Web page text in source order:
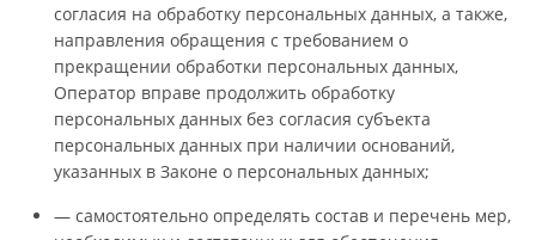
согласия на обработку персональных данных, а также,
направления обращения с требованием о
прекращении обработки персональных данных,
Оператор вправе продолжить обработку
персональных данных без согласия субъекта
персональных данных при наличии оснований,
указанных в Законе о персональных данных;
— самостоятельно определять состав и перечень мер,